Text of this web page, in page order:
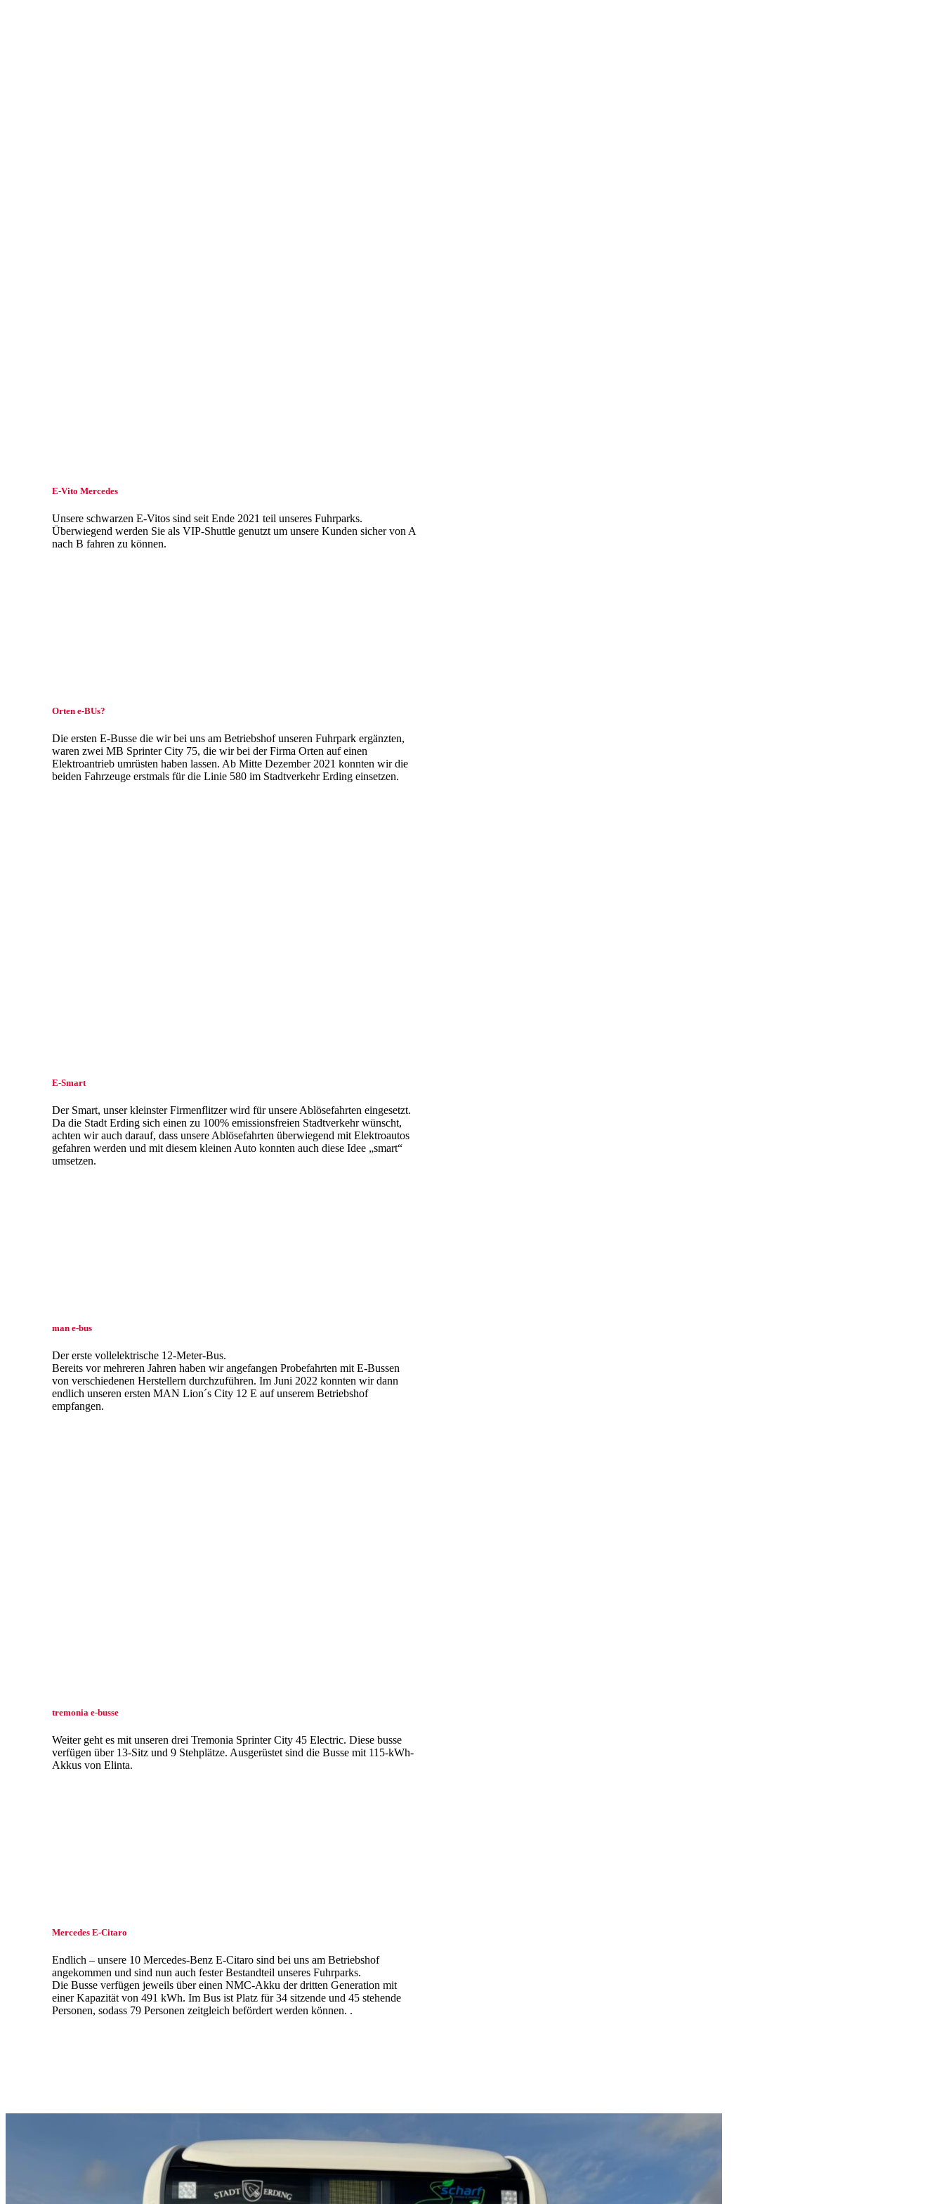
E-Vito Mercedes
Unsere schwarzen E-Vitos sind seit Ende 2021 teil unseres Fuhrparks.
Überwiegend werden Sie als VIP-Shuttle genutzt um unsere Kunden sicher von A
nach B fahren zu können.
Orten e-BUs?
Die ersten E-Busse die wir bei uns am Betriebshof unseren Fuhrpark ergänzten,
waren zwei MB Sprinter City 75, die wir bei der Firma Orten auf einen
Elektroantrieb umrüsten haben lassen. Ab Mitte Dezember 2021 konnten wir die
beiden Fahrzeuge erstmals für die Linie 580 im Stadtverkehr Erding einsetzen.
E-Smart
Der Smart, unser kleinster Firmenflitzer wird für unsere Ablösefahrten eingesetzt.
Da die Stadt Erding sich einen zu 100% emissionsfreien Stadtverkehr wünscht,
achten wir auch darauf, dass unsere Ablösefahrten überwiegend mit Elektroautos
gefahren werden und mit diesem kleinen Auto konnten auch diese Idee „smart“
umsetzen.
man e-bus
Der erste vollelektrische 12-Meter-Bus.
Bereits vor mehreren Jahren haben wir angefangen Probefahrten mit E-Bussen
von verschiedenen Herstellern durchzuführen. Im Juni 2022 konnten wir dann
endlich unseren ersten MAN Lion´s City 12 E auf unserem Betriebshof
empfangen.
tremonia e-busse
Weiter geht es mit unseren drei Tremonia Sprinter City 45 Electric. Diese busse
verfügen über 13-Sitz und 9 Stehplätze. Ausgerüstet sind die Busse mit 115-kWh-
Akkus von Elinta.
Mercedes E-Citaro
Endlich – unsere 10 Mercedes-Benz E-Citaro sind bei uns am Betriebshof
angekommen und sind nun auch fester Bestandteil unseres Fuhrparks.
Die Busse verfügen jeweils über einen NMC-Akku der dritten Generation mit
einer Kapazität von 491 kWh. Im Bus ist Platz für 34 sitzende und 45 stehende
Personen, sodass 79 Personen zeitgleich befördert werden können. .